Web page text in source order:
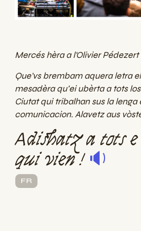
Mercés hèra a l'Olivier Pédezert
Que'vs brembam aquera letra
mesadèra qu’ei ubèrta a tots
Ciutat qui tribalhan sus la lenga
comunicacion. Alavetz aus
Adishatz a tots
qui vien ! 🔉
FR